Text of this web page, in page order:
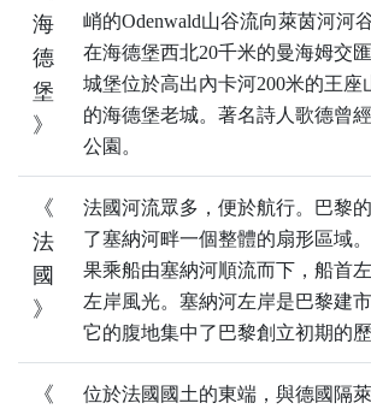
海
德
堡
》
峭的Odenwald山谷流向萊茵河河
在海德堡西北20千米的曼海姆交
城堡位於高出內卡河200米的王座
的海德堡老城。著名詩人歌德曾
公園。
《
法
國
》
法國河流眾多，便於航行。巴黎
了塞納河畔一個整體的扇形區域
果乘船由塞納河順流而下，船首
左岸風光。塞納河左岸是巴黎建
它的腹地集中了巴黎創立初期的歷
《
位於法國國土的東端，與德國隔